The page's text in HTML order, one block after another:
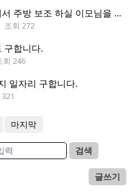
패더럴웨이에 위치한 한식당에서 주방 보조 하실 이모님을 찾고 있습니다
조회 272
구합니다.
회 246
일자리 구합니다.
마지막
검색
글쓰기